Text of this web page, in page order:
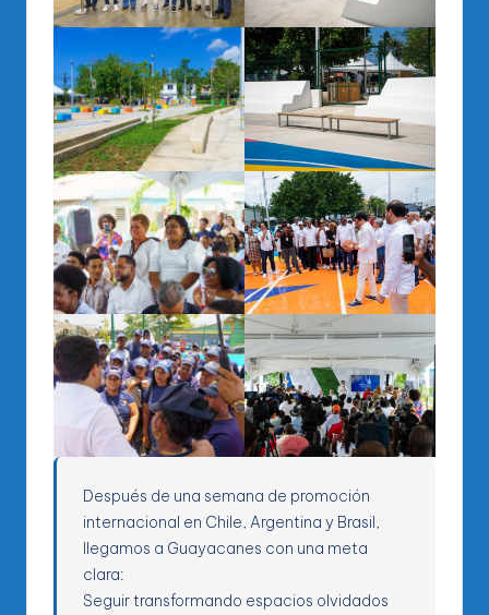
Después de una semana de promoción
internacional en Chile, Argentina y Brasil,
llegamos a Guayacanes con una meta
clara:
Seguir transformando espacios olvidados